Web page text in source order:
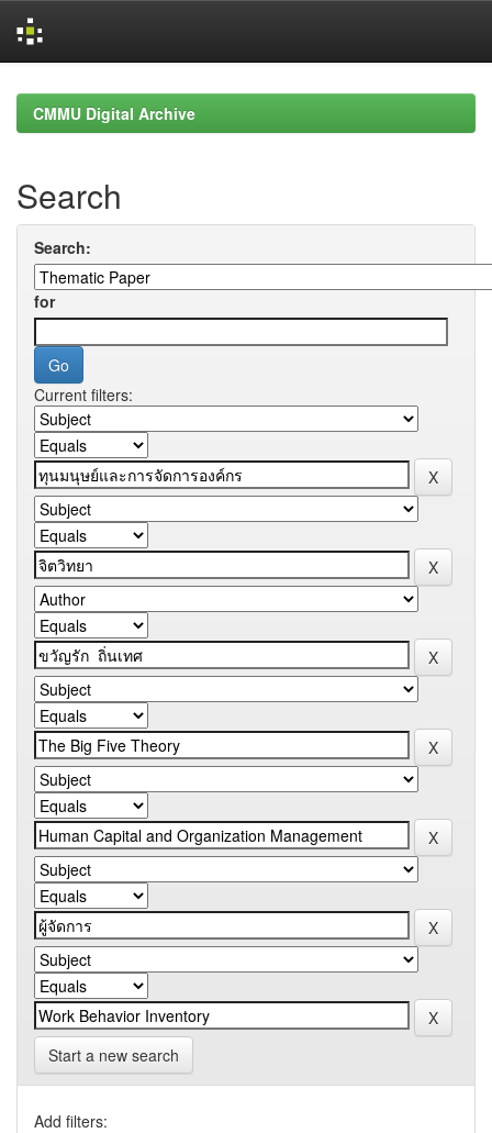
navigationCMMU Digital Archive
Search
Search:
for
Current filters:
Start a new search
Add filters: